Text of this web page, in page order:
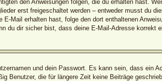
den Anweisungen folgen, die du erhalten hast.
erst freigeschaltet werden – entweder musst du
Mail erhalten hast, folge den dort enthaltenen
du dir sicher bist, dass deine E-Mail-Adresse korrekt
und dein Passwort. Es kann sein, dass ein
Benutzer, die für längere Zeit keine Beiträge